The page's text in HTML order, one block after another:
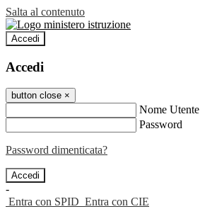
Salta al contenuto
Accedi
Accedi
button close ×
Nome Utente
Password
Password dimenticata?
-
Entra con SPID Entra con CIE